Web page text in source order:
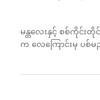
မန္တလေးနှင့် စစ်ကိုင်
က လေကြောင်းမှ ပစ်